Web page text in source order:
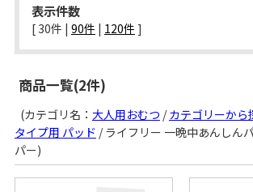
表示件数
[ 30件 | 90件 | 120件 ]
商品一覧(2件)
(カテゴリ名： 大人用おむつ /カテゴリーから
タイプ用 パッド / ライフリー 一晩中あんしん
パー)